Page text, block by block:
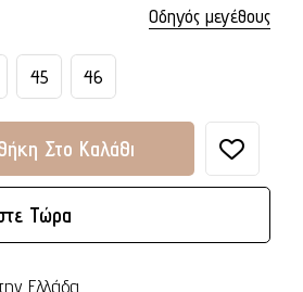
Οδηγός μεγέθους
45 46
Στο Καλάθι
Τώρα
Ελλάδα